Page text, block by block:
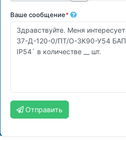
Ваше сообщение*
Отправить